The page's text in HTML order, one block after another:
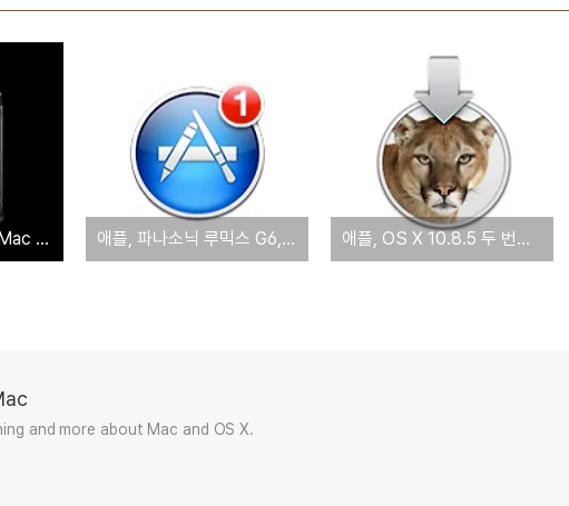
차세대 애플 맥 프로(Mac Pro) 가격은 얼마일까? '생산 비용만 2,800불 넘어' 애플, 파나소닉 루믹스 G6,GF6와 소니 A58 지원하는 디지털 카메라 RAW 호환성 업데이트 4.07 제공 애플, OS X 10.8.5 두 번째 베타 버전 배포 - 빌드 12F13
and more about Mac and OS X.